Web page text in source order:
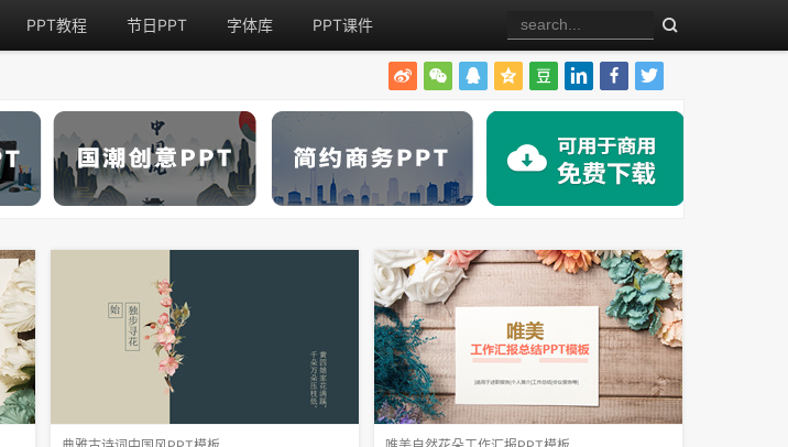
PPT教程 节日PPT 字体库 PPT课件